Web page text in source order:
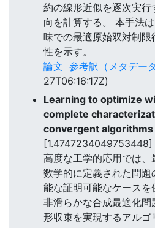
約の線形近似を逐次実
向を計算する。 本手法
味での最適原始双対制限
性を示す。
論文 参考訳（メタデータ
27T06:16:17Z)
Learning to optimize
complete
convergent algorithms
[1.4747234049753448]
高度な工学的応用では
数学的に定義された問
能な証明可能なケースを
非滑らかな合成最適化
形収束を実現するアル